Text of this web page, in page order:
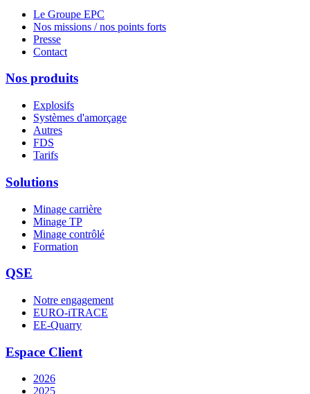
Le Groupe EPC
Nos missions / nos points forts
Presse
Contact
Nos produits
Explosifs
Systèmes d'amorçage
Autres
FDS
Tarifs
Solutions
Minage carrière
Minage TP
Minage contrôlé
Formation
QSE
Notre engagement
EURO-iTRACE
EE-Quarry
Espace Client
2026
2025